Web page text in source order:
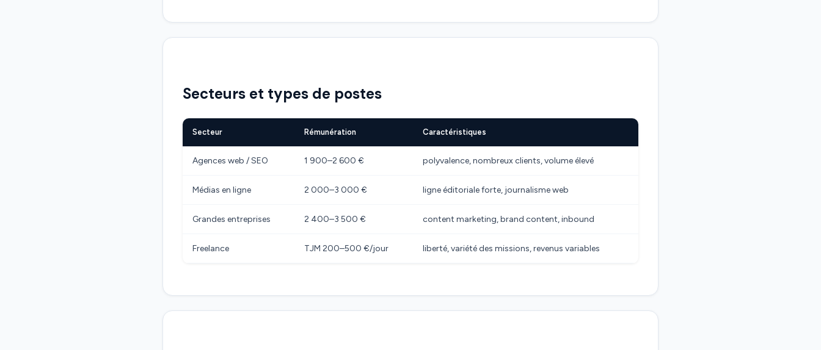
Secteurs et types de postes
Secteur Rémunération Caractéristiques
Agences web / SEO 1 900–2 600 € polyvalence, nombreux clients, volume élevé
Médias en ligne 2 000–3 000 € ligne éditoriale forte, journalisme web
Grandes entreprises 2 400–3 500 € content marketing, brand content, inbound
Freelance TJM 200–500 €/jour liberté, variété des missions, revenus variables